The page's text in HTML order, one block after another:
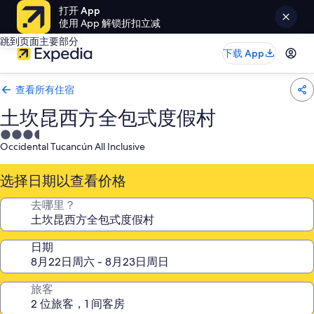
打开 App
使用 App 解锁折扣立减
跳到页面主要部分
下载 App
查看所有住宿
土坎昆西方全包式度假村
3.5
星
住
宿
Occidental Tucancún All Inclusive
选择日期以查看价格
去哪里？
日期
旅客